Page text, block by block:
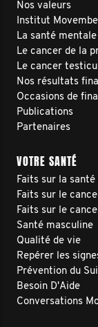
Nos valeurs
Institut
La santé
Le cancer de la
Le cancer
Nos résultats
Occasions de
Publications
Partenaires
VOTRE SANTÉ
Faits sur la
Faits sur le
Faits sur le
Santé masculine
Qualité de vie
Repérer les
Prévention du
Besoin D'Aide
Conversations